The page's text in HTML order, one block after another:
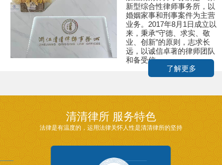
新型综合性律师事务所，以
婚姻家事和刑事案件为主营
业务。2017年8月1日成立以
来，秉承“守德、求实、敬
业、创新”的原则，志求长
远，以诚信卓著的律师团队
和备受信...
了解更多
清清律所 服务特色
法律是有温度的，运用法律关怀人性是清清律所的坚持